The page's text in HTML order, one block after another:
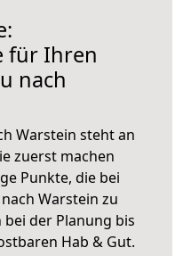
für Ihren
nach
Warstein steht an
zuerst machen
Punkte, die bei
Warstein zu
der Planung bis
Hab & Gut.